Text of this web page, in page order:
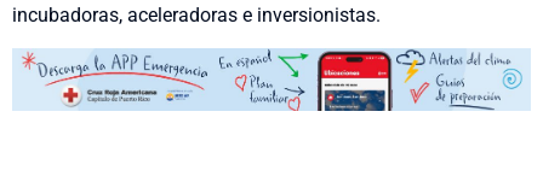
incubadoras, aceleradoras e inversionistas.